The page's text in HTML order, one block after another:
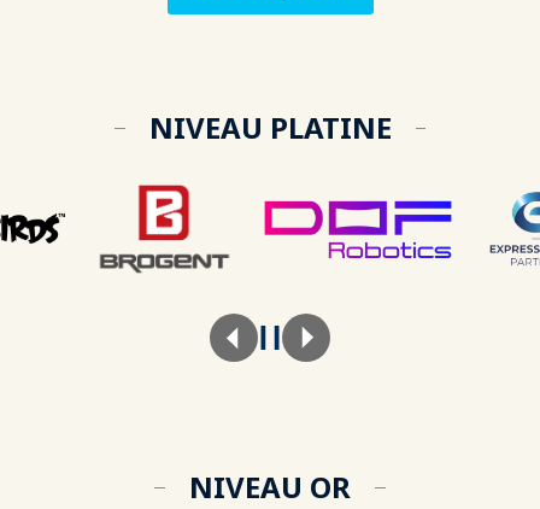
NIVEAU PLATINE
NIVEAU OR